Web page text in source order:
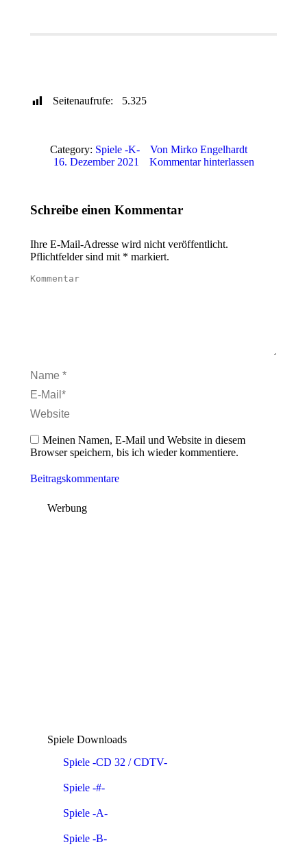
Seitenaufrufe: 5.325
Category: Spiele -K- Von Mirko Engelhardt
16. Dezember 2021
Kommentar hinterlassen
Schreibe einen Kommentar
Ihre E-Mail-Adresse wird nicht veröffentlicht.
Pflichtfelder sind mit * markiert.
Kommentar
Name *
E-Mail *
Website
Meinen Namen, E-Mail und Website in diesem
Browser speichern, bis ich wieder kommentiere.
Beitragskommentare
Werbung
Spiele Downloads
Spiele -CD 32 / CDTV-
Spiele -#-
Spiele -A-
Spiele -B-